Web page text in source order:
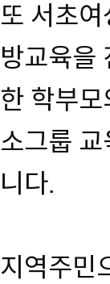
또 서초
방교육을
한 학부
소그룹
니다.
지역주민